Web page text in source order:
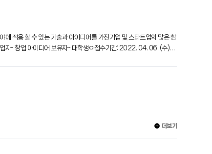
적용 할 수 있는 기술과 아이디어를 가진기업 및 스타트업의 많은 참
업자- 창업 아이디어 보유자- 대학생ㅇ접수기간: 2022. 04. 06. (수)
더보기